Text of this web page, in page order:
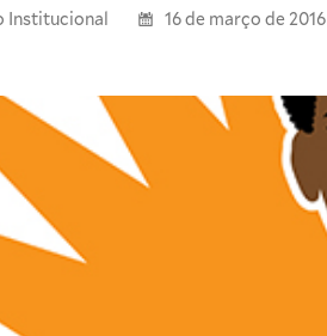
Institucional 16 de março de 2016